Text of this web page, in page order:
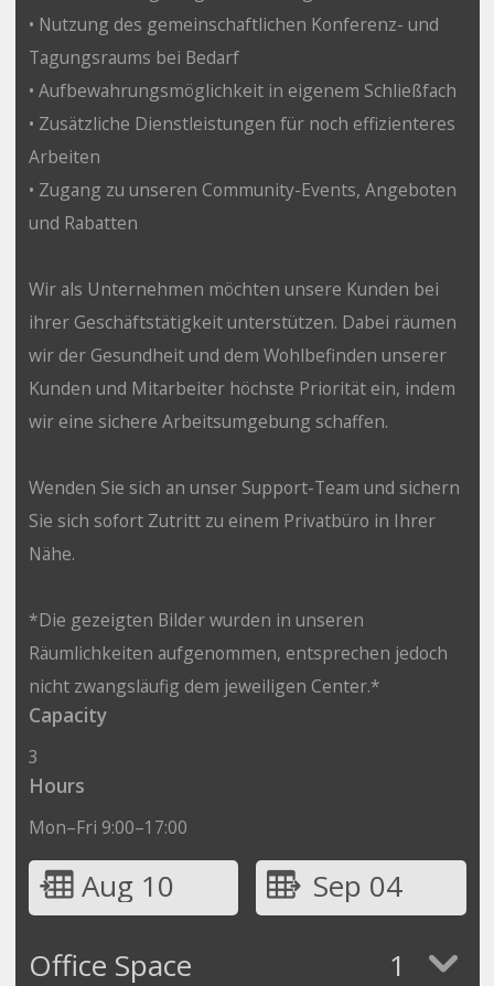
• Nutzung des gemeinschaftlichen Konferenz- und
Tagungsraums bei Bedarf
• Aufbewahrungsmöglichkeit in eigenem Schließfach
• Zusätzliche Dienstleistungen für noch effizienteres
Arbeiten
• Zugang zu unseren Community-Events, Angeboten
und Rabatten
Wir als Unternehmen möchten unsere Kunden bei
ihrer Geschäftstätigkeit unterstützen. Dabei räumen
wir der Gesundheit und dem Wohlbefinden unserer
Kunden und Mitarbeiter höchste Priorität ein, indem
wir eine sichere Arbeitsumgebung schaffen.
Wenden Sie sich an unser Support-Team und sichern
Sie sich sofort Zutritt zu einem Privatbüro in Ihrer
Nähe.
*Die gezeigten Bilder wurden in unseren
Räumlichkeiten aufgenommen, entsprechen jedoch
nicht zwangsläufig dem jeweiligen Center.*
Capacity
3
Hours
Mon–Fri 9:00–17:00
Aug 10
Sep 04
Office Space
1